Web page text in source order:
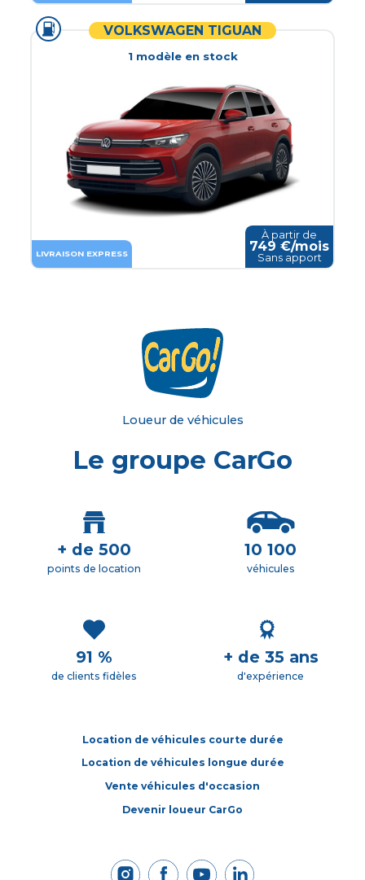
VOLKSWAGEN TIGUAN
1modèleen stock
LIVRAISON EXPRESS
À partir de
749 €/mois
Sans apport
Loueur de véhicules
Le groupe CarGo
+ de 500
points de location
10 100
véhicules
91 %
de clients fidèles
+ de 35 ans
d'expérience
Location de véhicules courte durée
Location de véhicules longue durée
Vente véhicules d'occasion
Devenir loueur CarGo